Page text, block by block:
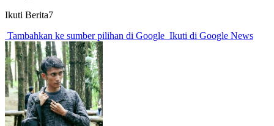
Ikuti Berita7
Tambahkan ke sumber pilihan di Google Ikuti di Google News